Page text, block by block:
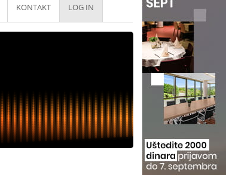
KONTAKT LOG IN